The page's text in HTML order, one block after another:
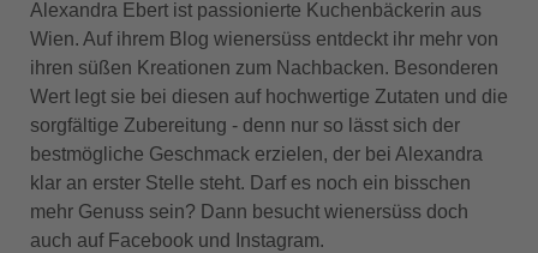
Alexandra Ebert ist passionierte Kuchenbäckerin aus
Wien. Auf ihrem Blog wienersüss entdeckt ihr mehr von
ihren süßen Kreationen zum Nachbacken. Besonderen
Wert legt sie bei diesen auf hochwertige Zutaten und die
sorgfältige Zubereitung - denn nur so lässt sich der
bestmögliche Geschmack erzielen, der bei Alexandra
klar an erster Stelle steht. Darf es noch ein bisschen
mehr Genuss sein? Dann besucht wienersüss doch
auch auf Facebook und Instagram.